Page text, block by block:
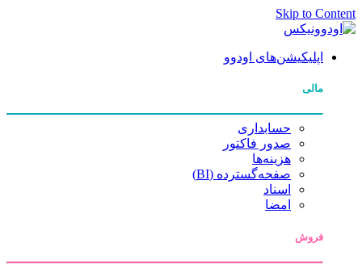
Skip to Content
اپلیکیشن‌های اودوو
مالی
حسابداری
صدور فاکتور
هزینه‌ها
صفحه‌گسترده (BI)
اسناد
امضا
فروش